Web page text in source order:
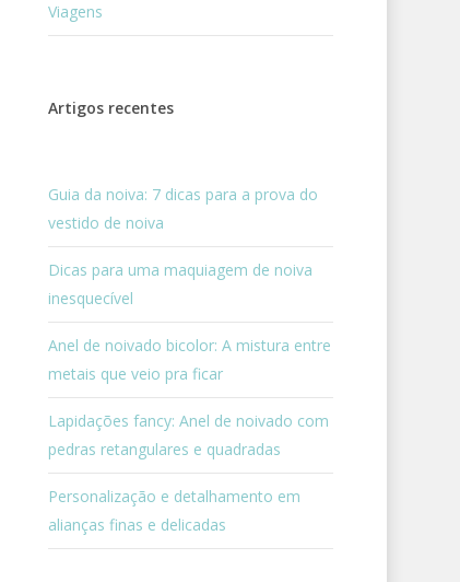
Viagens
Artigos recentes
Guia da noiva: 7 dicas para a prova do
vestido de noiva
Dicas para uma maquiagem de noiva
inesquecível
Anel de noivado bicolor: A mistura entre
metais que veio pra ficar
Lapidações fancy: Anel de noivado com
pedras retangulares e quadradas
Personalização e detalhamento em
alianças finas e delicadas